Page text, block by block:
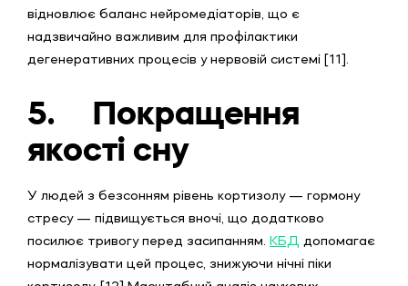
відновлює баланс нейромедіаторів, що є
надзвичайно важливим для профілактики
дегенеративних процесів у нервовій системі [11].
5.
Покращення
якості сну
У людей з безсонням рівень кортизолу — гормону
стресу — підвищується вночі, що додатково
посилює тривогу перед засипанням. КБД допомагає
нормалізувати цей процес, знижуючи нічні піки